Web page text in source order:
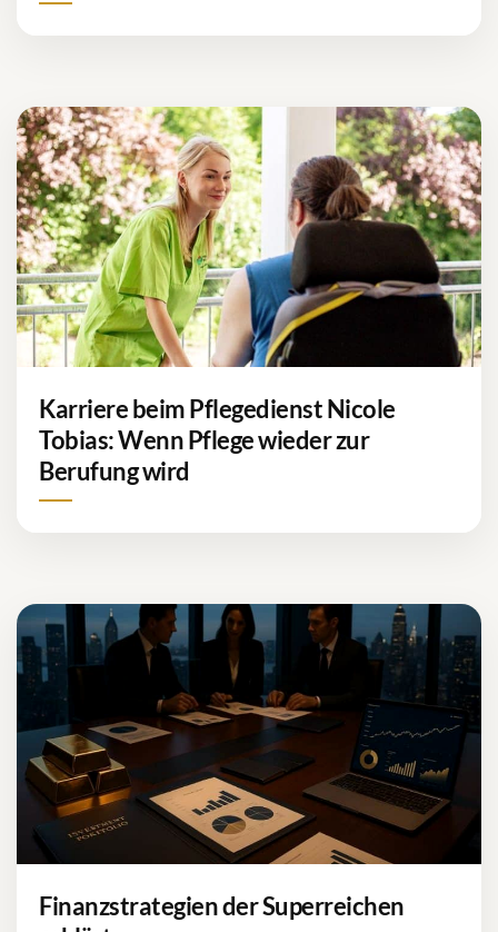
Karriere beim Pflegedienst Nicole
Tobias: Wenn Pflege wieder zur
Berufung wird
Finanzstrategien der Superreichen